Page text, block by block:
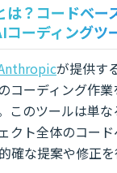
？コードベー
コーディングツ
が提供す
コーディング作
このツールは単
クト全体のコー
確な提案や修正